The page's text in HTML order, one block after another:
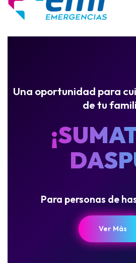
Una oportunidad para
de tu
Para personas de
Ver Más